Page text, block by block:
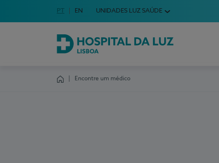
Escolha o seu idioma
Idioma em Português
PT English Language
EN UNIDADES LUZ SAÚDE
Hospital da Luz Lisboa
Encontre um médico